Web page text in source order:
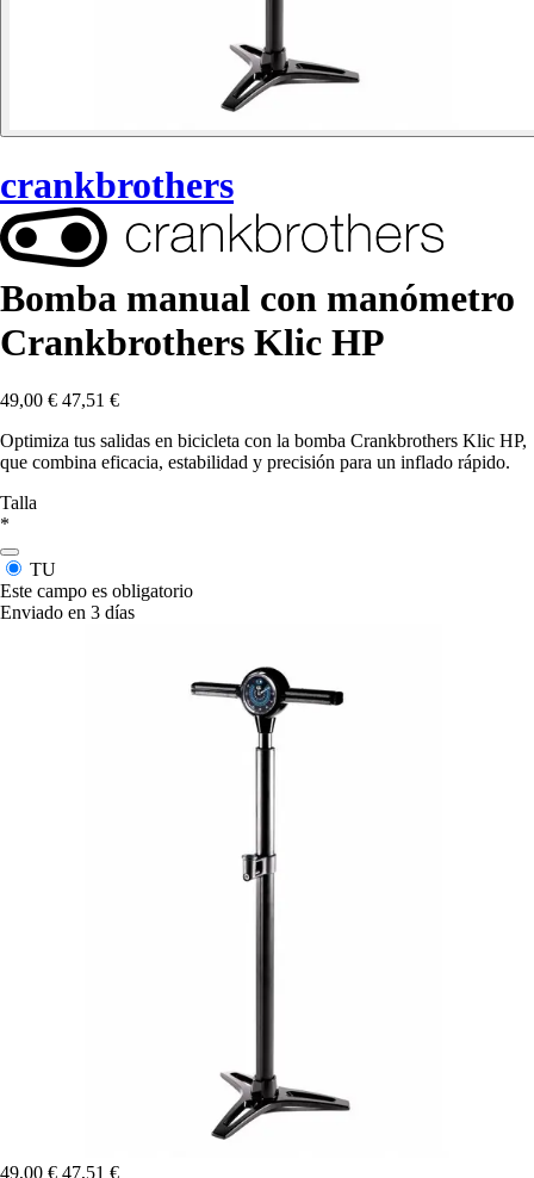
crankbrothers
Bomba manual con manómetro
Crankbrothers Klic HP
49,00 € 47,51 €
Optimiza tus salidas en bicicleta con la bomba Crankbrothers Klic HP,
que combina eficacia, estabilidad y precisión para un inflado rápido.
Talla
*
TU
Este campo es obligatorio
Enviado en 3 días
49,00 € 47,51 €